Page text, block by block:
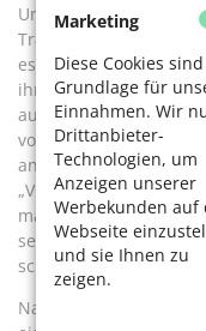
Marketing
Diese Cookies
Grundlage für
Einnahmen. Wir
Drittanbieter-
Technologien, um
Anzeigen unserer
Werbekunden auf
Webseite
und sie Ihnen zu
zeigen.
Und wie schützt man
Training soll
es kann“, sagt Otto.
ihrer Gruppe keiner.
auch Männer mit. Otto
von anderen Kursen,
angeboten werden,
„Vielleicht kommen
machen“, vermutet
sei vielleicht am
schnell, sagt Otto.
Nach kurzer Zeit